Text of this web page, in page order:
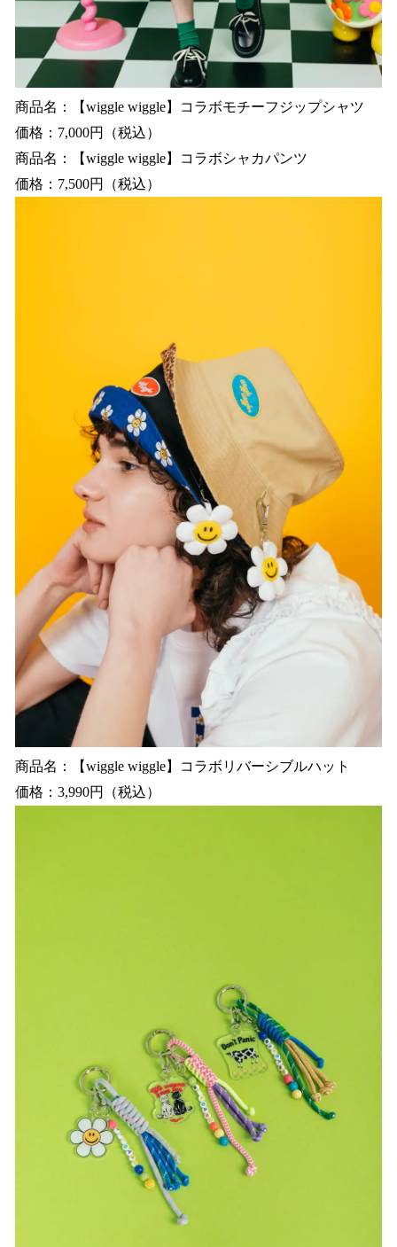
商品名：【wiggle wiggle】コラボモチーフジップシャツ
価格：7,000円（税込）
商品名：【wiggle wiggle】コラボシャカパンツ
価格：7,500円（税込）
商品名：【wiggle wiggle】コラボリバーシブルハット
価格：3,990円（税込）